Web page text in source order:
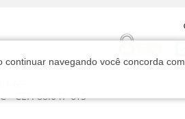
navegando você concorda com
- CEP: 88.047-615